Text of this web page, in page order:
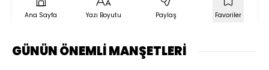
Ana Sayfa Yazı Boyutu Paylaş Favoriler
GÜNÜN ÖNEMLİ MANŞETLERİ